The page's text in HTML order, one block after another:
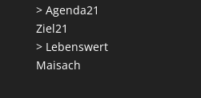
> Agenda21
Ziel21
> Lebenswert
Maisach